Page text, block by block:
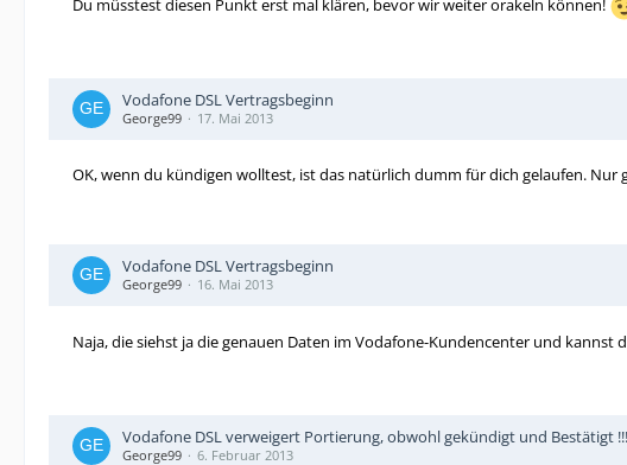
Du müsstest diesen Punkt erst mal klären, bevor wir weiter orakeln können!
Vodafone DSL Vertragsbeginn
George99 17. Mai 2013
OK, wenn du kündigen wolltest, ist das natürlich dumm für dich gelaufen. Nur
Vodafone DSL Vertragsbeginn
George99 16. Mai 2013
Naja, die siehst ja die genauen Daten im Vodafone-Kundencenter und
Vodafone DSL verweigert Portierung, obwohl gekündigt und Bestätigt !!!
George99 6. Februar 2013